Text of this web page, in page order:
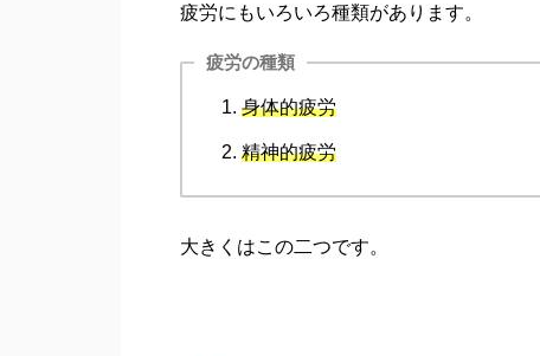
疲労にもいろいろ種類があります。
疲労の種類
身体的疲労
精神的疲労
大きくはこの二つです。